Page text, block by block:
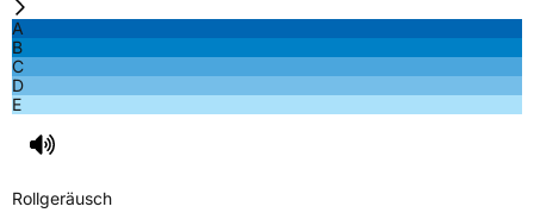
A
B
C
D
E
Rollgeräusch